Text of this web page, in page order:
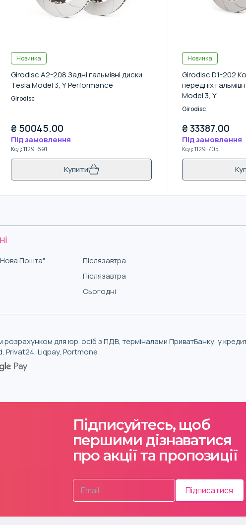
Новинка
Girodisc A2-208 Задні гальмівні диски
Tesla Model 3, Y Performance
Girodisc
₴ 50045.00
Під замовлення
Код:1129-691
Купити
Новинка
Girodisc D1-202
передніх
Model 3, Y
Girodisc
₴33387.00
Під замовлення
Код:1129-705
Пошта" Післязавтра
Післязавтра
Сьогодні
розрахунком для юр. осіб з ПДВ, терміналами ПриватБанку, у
Privat24, Liqpay, Portmone
Підписуйтесь, щоб
першими дізнаватися
про акції та пропозиції
Підписатися